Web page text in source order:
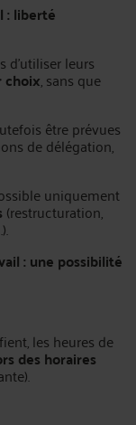
: liberté
d’utiliser leurs
choix, sans que
être prévues
de délégation,
uniquement
(restructuration,
: une possibilité
les heures de
des horaires